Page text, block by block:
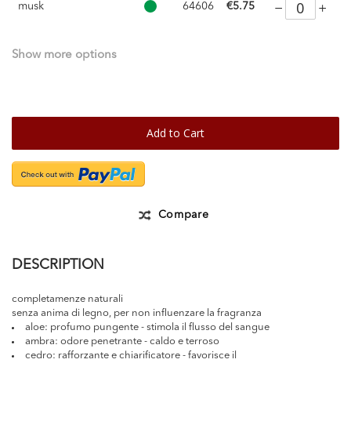
musk 64606 €5.75
Show more options
Add to Cart
Compare
DESCRIPTION
completamenze naturali
senza anima di legno, per non influenzare la fragranza
aloe: profumo pungente - stimola il flusso del sangue
ambra: odore penetrante - caldo e terroso
cedro: rafforzante e chiarificatore - favorisce il